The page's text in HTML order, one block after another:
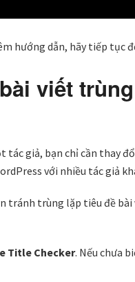
hướng dẫn, hãy tiếp tục
viết
giả, bạn chỉ cần thay
với nhiều tác giả
tránh trùng lặp tiêu đề
Title Checker. Nếu chưa